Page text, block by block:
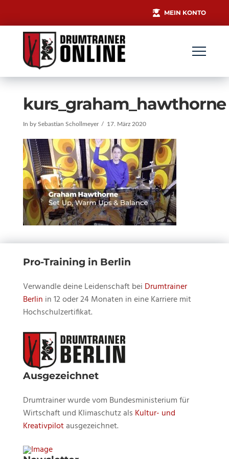
MEIN KONTO
kurs_graham_hawthorne
In by Sebastian Schollmeyer 17. März 2020
Pro-Training in Berlin
Verwandle deine Leidenschaft bei Drumtrainer
Berlin in 12 oder 24 Monaten in eine Karriere mit
Hochschulzertifikat.
Ausgezeichnet
Drumtrainer wurde vom Bundesministerium für
Wirtschaft und Klimaschutz als Kultur- und
Kreativpilotausgezeichnet.